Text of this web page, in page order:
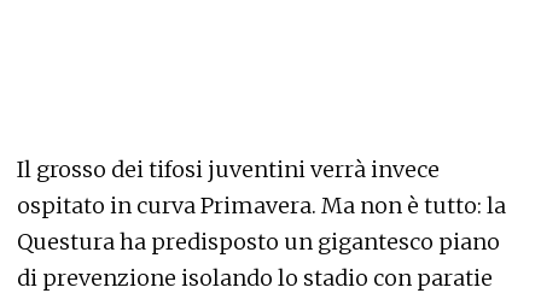
Il grosso dei tifosi juventini verrà invece
ospitato in curva Primavera. Ma non è tutto: la
Questura ha predisposto un gigantesco piano
di prevenzione isolando lo stadio con paratie